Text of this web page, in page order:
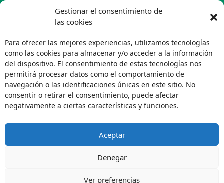
Gestionar el consentimiento de
las cookies
Para ofrecer las mejores experiencias, utilizamos tecnologías
como las cookies para almacenar y/o acceder a la información
del dispositivo. El consentimiento de estas tecnologías nos
permitirá procesar datos como el comportamiento de
navegación o las identificaciones únicas en este sitio. No
consentir o retirar el consentimiento, puede afectar
negativamente a ciertas características y funciones.
Aceptar
Denegar
Ver preferencias
Política de Términos y Condiciones de Uso
Política de Tratamiento de Datos Personales VECOL
S.A
Política de Derechos de Autor y Uso sobre los
Contenidos
Política Editorial de la Sede Electrónica
Encuesta de usabilidad